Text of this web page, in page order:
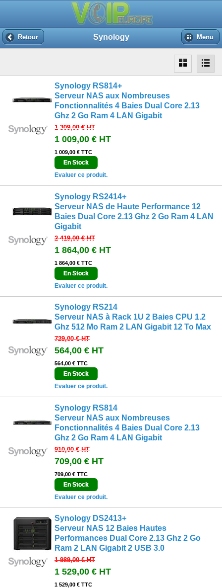
Retour Synology Menu
Synology RS814+
Serveur NAS aux Nombreuses
Fonctionnalités 4 Baies Dual Core 2.13
Ghz 2 Go Ram 4 LAN Gigabit
1 309,00 €HT
1 009,00 € HT
1 009,00 € TTC
En Stock
Evaluer ce produit.
Synology RS2414+
Serveur NAS de Haute Performance 12
Baies Dual Core 2.13 Ghz 2 Go Ram 4 LAN
Gigabit
2 419,00 €HT
1 864,00 € HT
1 864,00 € TTC
En Stock
Evaluer ce produit.
Synology RS214
Serveur NAS à Rack 1U 2 Baies CPU 1.2
Ghz 512 Mo Ram 2 LAN Gigabit 12 To Max
729,00 €HT
564,00 € HT
564,00 € TTC
En Stock
Evaluer ce produit.
Synology RS814
Serveur NAS aux Nombreuses
Fonctionnalités 4 Baies Dual Core 2.13
Ghz 2 Go Ram 4 LAN Gigabit
910,00 €HT
709,00 € HT
709,00 € TTC
En Stock
Evaluer ce produit.
Synology DS2413+
Serveur NAS 12 Baies Hautes
Performances Dual Core 2.13 Ghz 2 Go
Ram 2 LAN Gigabit 2 USB 3.0
1 989,00 €HT
1 529,00 € HT
1 529,00 € TTC